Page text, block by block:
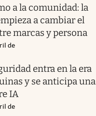
a la comunidad: la
a cambiar el
marcas y persona
de
entra en la era
y se anticipa una
IA
de